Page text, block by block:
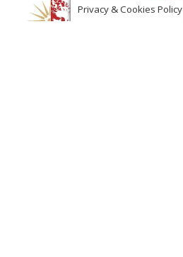
Privacy & Cookies Policy